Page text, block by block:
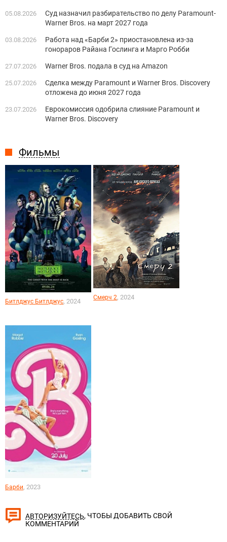
Фильмы
Битлджус Битлджус, 2024
Смерч 2, 2024
Барби, 2023
05.08.2026
Суд назначил разбирательство по делу Paramount-
Warner Bros. на март 2027 года
03.08.2026
Работа над «Барби 2» приостановлена из-за
гонораров Райана Гослинга и Марго Робби
27.07.2026 Warner Bros. подала в суд на Amazon
25.07.2026
Сделка между Paramount и Warner Bros. Discovery
отложена до июня 2027 года
23.07.2026
Еврокомиссия одобрила слияние Paramount и
Warner Bros. Discovery
АВТОРИЗУЙТЕСЬ, ЧТОБЫ ДОБАВИТЬ СВОЙ
КОММЕНТАРИЙ